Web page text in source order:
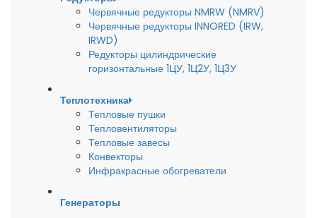
Червячные редукторы NMRW (NMRV)
Червячные редукторы INNORED (IRW,
IRWD)
Редукторы цилиндрические
горизонтальные 1ЦУ, 1Ц2У, 1Ц3У
Теплотехника
Тепловые пушки
Тепловентиляторы
Тепловые завесы
Конвекторы
Инфракрасные обогреватели
Генераторы